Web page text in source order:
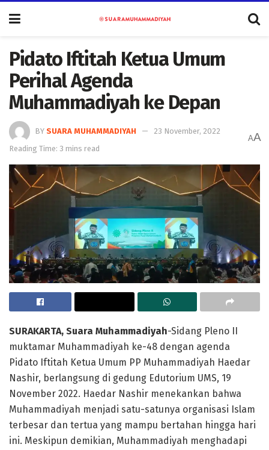
Pidato Iftitah Ketua Umum
Perihal Agenda
Muhammadiyah ke Depan
BY SUARA MUHAMMADIYAH
23 November, 2022
Reading Time: 3 mins read
AA
SURAKARTA, Suara Muhammadiyah-Sidang Pleno II
muktamar Muhammadiyah ke-48 dengan agenda
Pidato Iftitah Ketua Umum PP Muhammadiyah Haedar
Nashir, berlangsung di gedung Edutorium UMS, 19
November 2022. Haedar Nashir menekankan bahwa
Muhammadiyah menjadi satu-satunya organisasi Islam
terbesar dan tertua yang mampu bertahan hingga hari
ini. Meskipun demikian, Muhammadiyah menghadapi